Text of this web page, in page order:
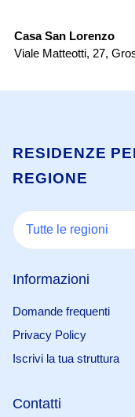
Casa San Lorenzo
Viale Matteotti, 27,
RESIDENZE
REGIONE
Tutte le regioni
Informazioni
Domande frequenti
Privacy Policy
Iscrivi la tua struttura
Contatti